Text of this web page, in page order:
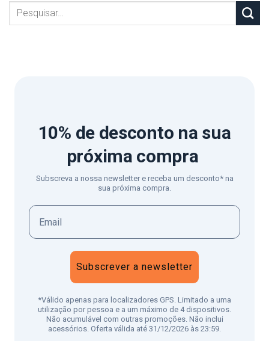
10% de desconto na sua
próxima compra
Subscreva a nossa newsletter e receba um desconto* na
sua próxima compra.
Subscrever a newsletter
*Válido apenas para localizadores GPS. Limitado a uma
utilização por pessoa e a um máximo de 4 dispositivos.
Não acumulável com outras promoções. Não inclui
acessórios. Oferta válida até 31/12/2026 às 23:59.